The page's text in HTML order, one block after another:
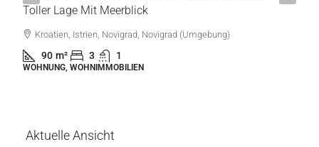
Toller Lage Mit Meerblick
Kroatien, Istrien, Novigrad, Novigrad (Umgebung)
90 m² 3 1
WOHNUNG, WOHNIMMOBILIEN
Aktuelle Ansicht